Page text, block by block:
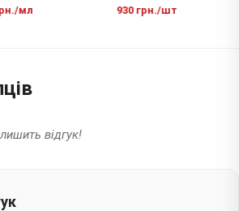
мл 930 грн./шт
відгук!